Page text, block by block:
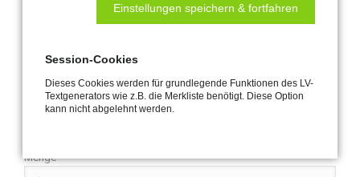
Spannung: 230 V AC
Kraft: 500 N
Farbe: weiß
Menge
Einstellungen speichern & fortfahren
Session-Cookies
Dieses Cookies werden für grundlegende Funktionen des LV-
Textgenerators wie z.B. die Merkliste benötigt. Diese Option
kann nicht abgelehnt werden.